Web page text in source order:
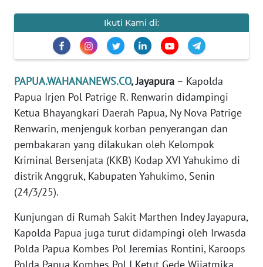
Ikuti Kami di:
PAPUA.WAHANANEWS.CO, Jayapura – Kapolda
Papua Irjen Pol Patrige R. Renwarin didampingi
Ketua Bhayangkari Daerah Papua, Ny Nova Patrige
Renwarin, menjenguk korban penyerangan dan
pembakaran yang dilakukan oleh Kelompok
Kriminal Bersenjata (KKB) Kodap XVI Yahukimo di
distrik Anggruk, Kabupaten Yahukimo, Senin
(24/3/25).
Kunjungan di Rumah Sakit Marthen Indey Jayapura,
Kapolda Papua juga turut didampingi oleh Irwasda
Polda Papua Kombes Pol Jeremias Rontini, Karoops
Polda Papua Kombes Pol I Ketut Gede Wijatmika,
MEDIA
SIBER
REDAKSI
KARIR
DISCLAIMER
Wahana
News
Regional